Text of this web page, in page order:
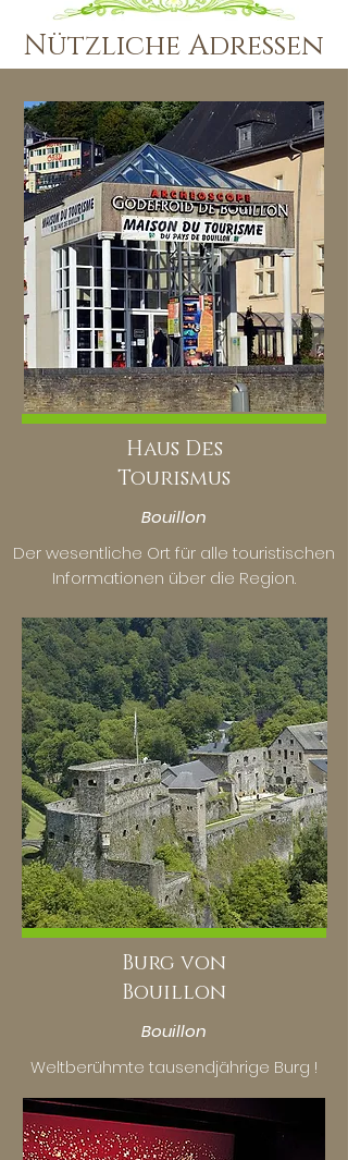
Nützliche Adressen
Haus Des
Tourismus
Bouillon
Der wesentliche Ort für alle touristischen
Informationen über die Region.
Burg von
Bouillon
Bouillon
Weltberühmte tausendjährige Burg !